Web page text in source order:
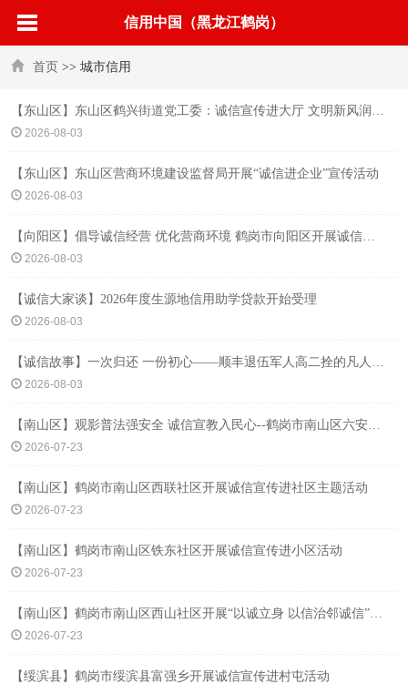
信用中国（黑龙江鹤岗）
首页 >> 城市信用
【东山区】东山区鹤兴街道党工委：诚信宣传进大厅 文明新风润人心
2026-08-03
【东山区】东山区营商环境建设监督局开展“诚信进企业”宣传活动
2026-08-03
【向阳区】倡导诚信经营 优化营商环境 鹤岗市向阳区开展诚信经营宣传活动
2026-08-03
【诚信大家谈】2026年度生源地信用助学贷款开始受理
2026-08-03
【诚信故事】一次归还 一份初心——顺丰退伍军人高二拴的凡人善举
2026-08-03
【南山区】观影普法强安全 诚信宣教入民心--鹤岗市南山区六安社区
2026-07-23
【南山区】鹤岗市南山区西联社区开展诚信宣传进社区主题活动
2026-07-23
【南山区】鹤岗市南山区铁东社区开展诚信宣传进小区活动
2026-07-23
【南山区】鹤岗市南山区西山社区开展“以诚立身 以信治邻诚信”主题宣传活动
2026-07-23
【绥滨县】鹤岗市绥滨县富强乡开展诚信宣传进村屯活动